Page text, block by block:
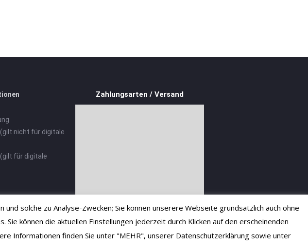
nicht für digitale
für digitale
Zahlungsarten / Versand
solche zu Analyse-Zwecken; Sie können unserere Webseite grundsätzlich auch ohne
können die aktuellen Einstellungen jederzeit durch Klicken auf den erscheinenden
Informationen finden Sie unter "MEHR", unserer Datenschutzerklärung sowie unter